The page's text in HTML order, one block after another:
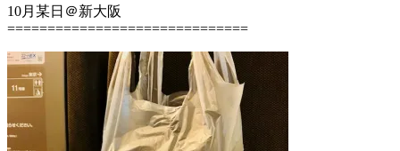
10月某日＠新大阪
==============================